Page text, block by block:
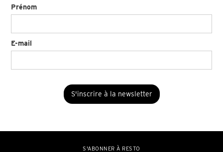
Prénom
E-mail
S'ABONNER À RESTO